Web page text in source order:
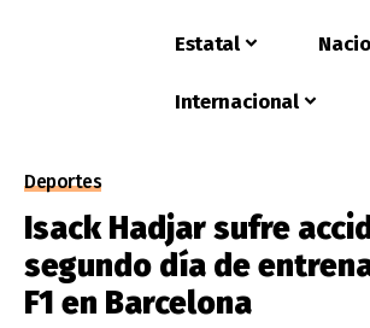
Estatal
Internacional
Deportes
Isack Hadjar sufre
segundo día de
F1 en Barcelona